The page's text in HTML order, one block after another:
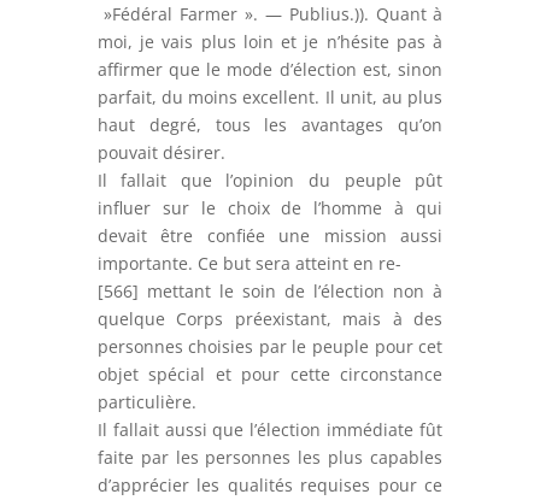
»Fédéral Farmer ». — Publius.)). Quant à
moi, je vais plus loin et je n’hésite pas à
affirmer que le mode d’élection est, sinon
parfait, du moins excellent. Il unit, au plus
haut degré, tous les avantages qu’on
pouvait désirer.
Il fallait que l’opinion du peuple pût
influer sur le choix de l’homme à qui
devait être confiée une mission aussi
importante. Ce but sera atteint en re-
[566] mettant le soin de l’élection non à
quelque Corps préexistant, mais à des
personnes choisies par le peuple pour cet
objet spécial et pour cette circonstance
particulière.
Il fallait aussi que l’élection immédiate fût
faite par les personnes les plus capables
d’apprécier les qualités requises pour ce